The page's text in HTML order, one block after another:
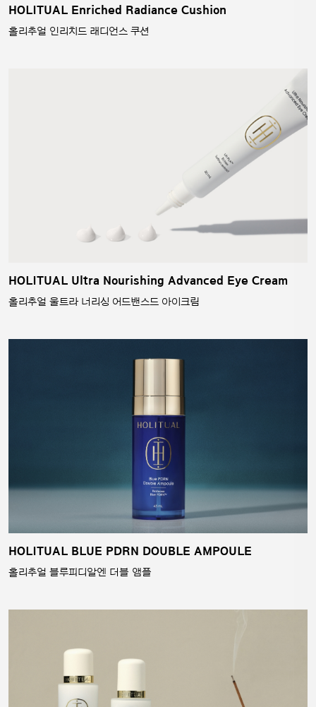
HOLITUAL Enriched Radiance Cushion
홀리추얼 인리치드 래디언스 쿠션
HOLITUAL Ultra Nourishing Advanced Eye Cream
홀리추얼 울트라 너리싱 어드밴스드 아이크림
HOLITUAL BLUE PDRN DOUBLE AMPOULE
홀리추얼 블루피디알엔 더블 앰플